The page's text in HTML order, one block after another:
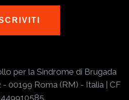
per la Sindrome di Brugada
- 00199 Roma (RM) - Italia | CF